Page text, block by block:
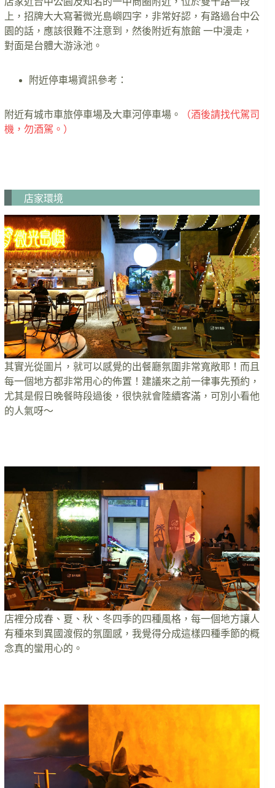
上，招牌大大寫著微光島嶼四字，非常好認，有路過台中公
園的話，應該很難不注意到，然後附近有旅館 一中漫走，
對面是台體大游泳池。
附近停車場資訊參考：
附近有城市車旅停車場及大車河停車場。
（酒後請找代駕司
機，勿酒駕。）
店家環境
其實光從圖片，就可以感覺的出餐廳氛圍非常寬敞耶！而且
每一個地方都非常用心的佈置！建議來之前一律事先預約，
尤其是假日晚餐時段過後，很快就會陸續客滿，可別小看他
的人氣呀～
店裡分成春、夏、秋、冬四季的四種風格，每一個地方讓人
有種來到異國渡假的氛圍感，我覺得分成這樣四種季節的概
念真的蠻用心的。